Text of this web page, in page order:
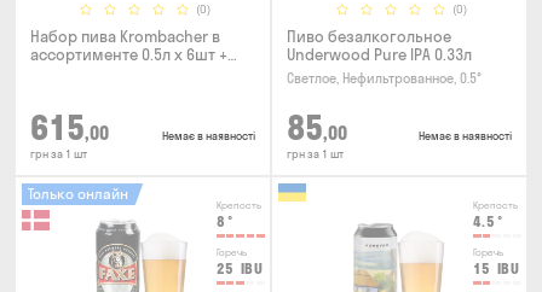
(0)
Набор пива Krombacher в
ассортименте 0.5л х 6шт +
615,00
грн за 1 шт
Немає в наявності
(0)
Пиво безалкогольное
Underwood Pure IPA 0.33л
Светлое, Нефильтрованное, 0.5°
85,00
грн за 1 шт
Немає в наявності
Крепость
8 °
Горечь
25 IBU
Только онлайн
Крепость
4.5 °
Горечь
15 IBU